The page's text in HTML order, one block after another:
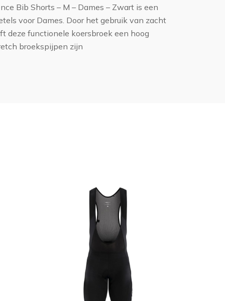
Bib Shorts – M – Dames – Zwart is een
voor Dames. Door het gebruik van zacht
deze functionele koersbroek een hoog
broekspijpen zijn